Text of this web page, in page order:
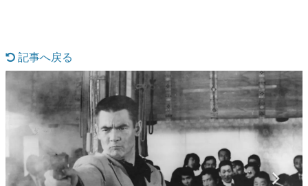
具体的な形から解き明かしていく、硬派で骨太な評論連載
です。
ゲームが変えた日本語
「経験値」「裏技」「ラスボス」… ゲームにまつわる言葉
の起源や用法の変遷を、コンピューター文化史研究家・タ
イニーP氏が徹底調査。
カテゴリ
記事へ戻る